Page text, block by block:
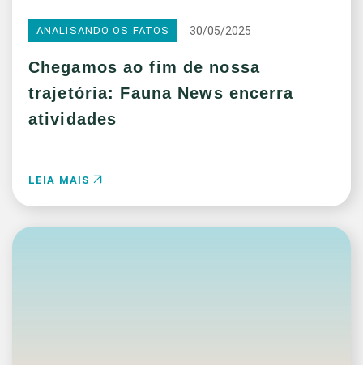
ANALISANDO OS FATOS 30/05/2025
Chegamos ao fim de nossa
trajetória: Fauna News encerra
atividades
LEIA MAIS